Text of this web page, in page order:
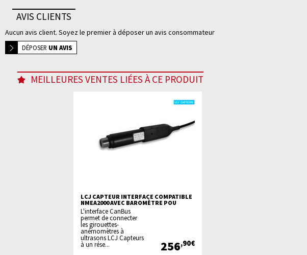
AVIS CLIENTS
Aucun avis client. Soyez le premier à déposer un avis consommateur
DÉPOSER UN AVIS
MEILLEURES VENTES LIÉES À CE PRODUIT
LCJ CAPTEUR INTERFACE COMPATIBLE
NMEA2000 AVEC BAROMÈTRE POU
L'interface CanBus
permet de connecter
les girouettes-
anémomètres à
ultrasons LCJ Capteurs
à un rése...
256,90€